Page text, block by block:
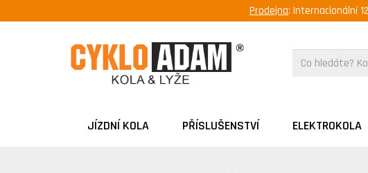
Prodejna: Internacionální
JÍZDNÍ KOLA PŘÍSLUŠENSTVÍ ELEKTROKOLA